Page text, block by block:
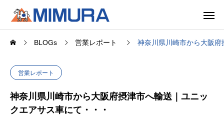
BLOGs 営業レポート 神奈川県川崎市から大阪
営業レポート
神奈川県川崎市から大阪府摂津市へ輸送｜ユニッ
クエアサス車にて・・・